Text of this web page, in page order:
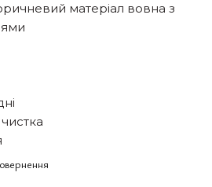
матеріал вовна з